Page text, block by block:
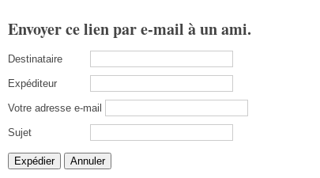
Envoyer ce lien par e-mail à un ami.
Destinataire
Expéditeur
Votre adresse e-mail
Sujet
Expédier Annuler